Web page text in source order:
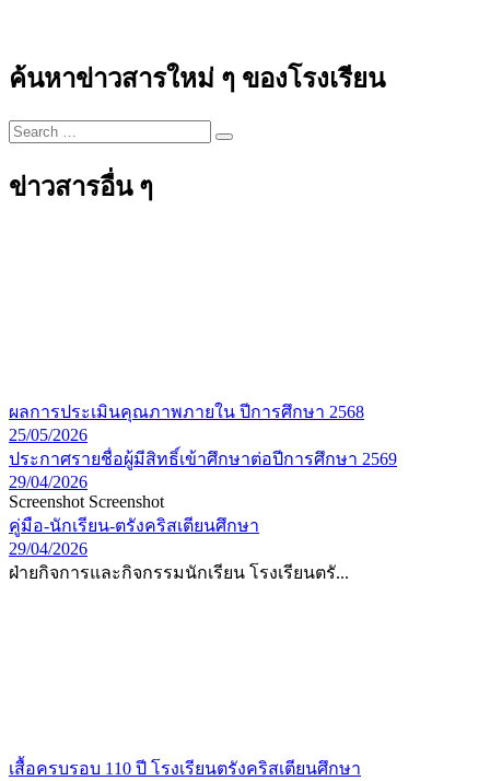
ค้นหาข่าวสารใหม่ ๆ ของโรงเรียน
ข่าวสารอื่น ๆ
ผลการประเมินคุณภาพภายใน ปีการศึกษา 2568
25/05/2026
ประกาศรายชื่อผู้มีสิทธิ์เข้าศึกษาต่อปีการศึกษา 2569
29/04/2026
Screenshot Screenshot
คู่มือ-นักเรียน-ตรังคริสเตียนศึกษา
29/04/2026
ฝ่ายกิจการและกิจกรรมนักเรียน โรงเรียนตรั...
เสื้อครบรอบ 110 ปี โรงเรียนตรังคริสเตียนศึกษา